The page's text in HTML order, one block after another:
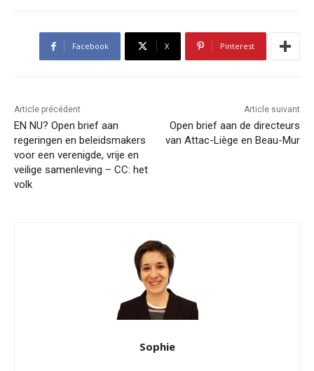
Facebook X Pinterest
Article précédent
EN NU? Open brief aan
regeringen en beleidsmakers
voor een verenigde, vrije en
veilige samenleving – CC: het
volk
Article suivant
Open brief aan de directeurs
van Attac-Liège en Beau-Mur
Sophie